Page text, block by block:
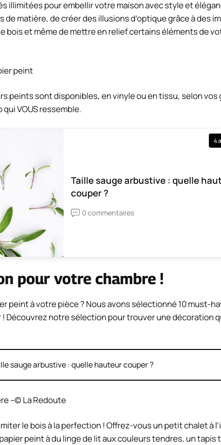
illimitées pour embellir votre maison avec style et
matière, de créer des illusions d’optique grâce à des
bois et même de mettre en relief certains éléments de
peint
peints sont disponibles, en vinyle ou en tissu, selon
VOUS ressemble.
4
Taille sauge arbustive : quelle
couper ?
0 commentaires
pour votre chambre !
peint à votre pièce ? Nous avons sélectionné 10 must-
Découvrez notre sélection pour trouver une décoration
sauge arbustive : quelle hauteur couper ?
© La Redoute
le bois à la perfection ! Offrez-vous un petit chalet à
peint à du linge de lit aux couleurs tendres, un tapis